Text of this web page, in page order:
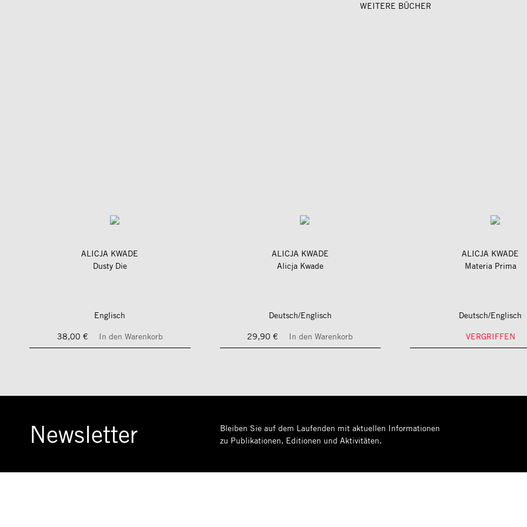
WEITERE BÜCHER
ALICJA KWADE
Dusty Die
Englisch
38,00 €
In den Warenkorb
ALICJA KWADE
Alicja Kwade
Deutsch/Englisch
29,90 €
In den Warenkorb
ALICJA KWADE
Materia Prima
Deutsch/Englisch
VERGRIFFEN
Newsletter
Bleiben Sie auf dem Laufenden mit aktuellen Informationen
zu Publikationen, Editionen und Aktivitäten.